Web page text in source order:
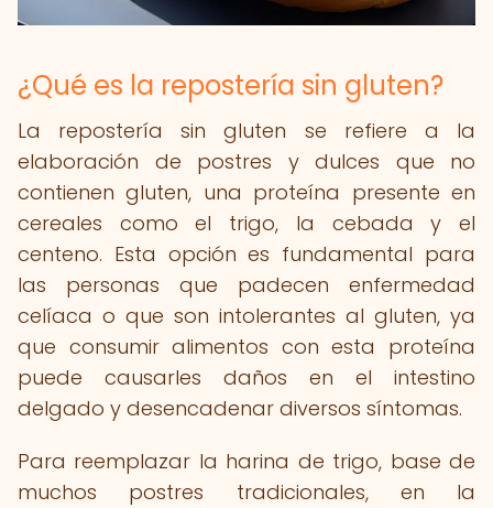
¿Qué es la repostería sin gluten?
La repostería sin gluten se refiere a la
elaboración de postres y dulces que no
contienen gluten, una proteína presente en
cereales como el trigo, la cebada y el
centeno. Esta opción es fundamental para
las personas que padecen enfermedad
celíaca o que son intolerantes al gluten, ya
que consumir alimentos con esta proteína
puede causarles daños en el intestino
delgado y desencadenar diversos síntomas.
Para reemplazar la harina de trigo, base de
muchos postres tradicionales, en la